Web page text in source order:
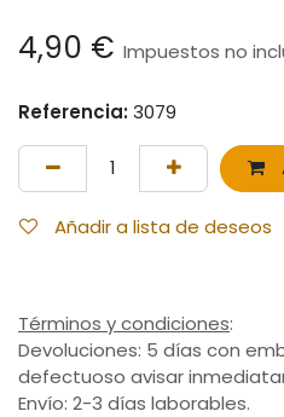
4,90 € Impuestos no
Referencia:3079
Añadir a lista de deseos
Términos y condiciones:
Devoluciones: 5 días con
defectuoso avisar
Envío: 2-3 días laborables.